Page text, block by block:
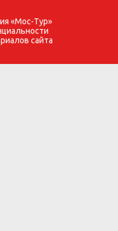
«Мос-Тур»
сайта